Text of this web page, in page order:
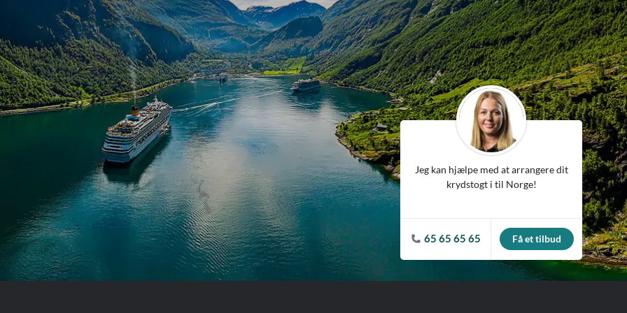
VIVA Cruises
Jeg kan hjælpe med at arrangere dit
krydstogt i til Norge!
65 65 65 65 Få et tilbud